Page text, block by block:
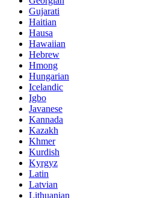
Gujarati
Haitian
Hausa
Hawaiian
Hebrew
Hmong
Hungarian
Icelandic
Igbo
Javanese
Kannada
Kazakh
Khmer
Kurdish
Kyrgyz
Latin
Latvian
Lithuanian